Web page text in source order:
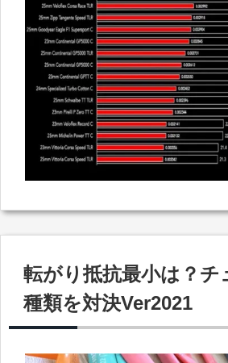
転がり抵抗最小は？チ
種類を対決Ver2021